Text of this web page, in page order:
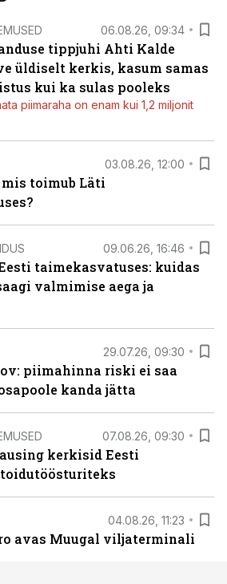
06.08.26, 09:34
tippjuhi Ahti Kalde
üldiselt kerkis, kasum samas
kui ka sulas pooleks
piimaraha on enam kui 1,2 miljonit
03.08.26, 12:00
mis toimub Läti
09.06.26, 16:46
taimekasvatuses: kuidas
valmimise aega ja
29.07.26, 09:30
piimahinna riski ei saa
kanda jätta
07.08.26, 09:30
kerkisid Eesti
04.08.26, 11:23
avas Muugal viljaterminali